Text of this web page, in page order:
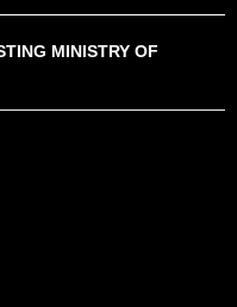
MINISTRY OF